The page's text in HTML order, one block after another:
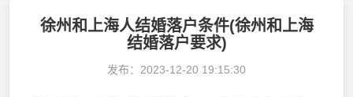
徐州和上海人结婚落户条件(徐州和上海
结婚落户要求)
发布： 2023-12-20 19:15:30